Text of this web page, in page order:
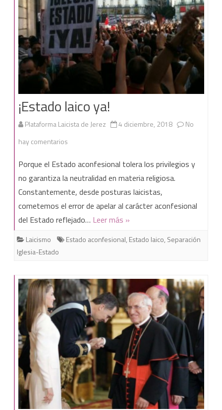
no
entre
los
pobres”
¡Estado laico ya!
Plataforma Laicista de Jerez 4 diciembre, 2018
No
hay comentarios
laico
ya!
Porque el Estado aconfesional tolera los privilegios y
no garantiza la neutralidad en materia religiosa.
Constantemente, desde posturas laicistas,
cometemos el error de apelar al carácter aconfesional
del Estado reflejado… Leer más »
Laicismo Estado aconfesional, Estado laico, Separación
Iglesia-Estado